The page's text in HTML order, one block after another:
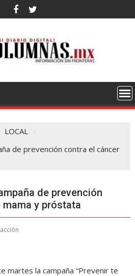
LOCAL
de prevención contra el cáncer
de prevención
y próstata
martes la campaña “Prevenir te